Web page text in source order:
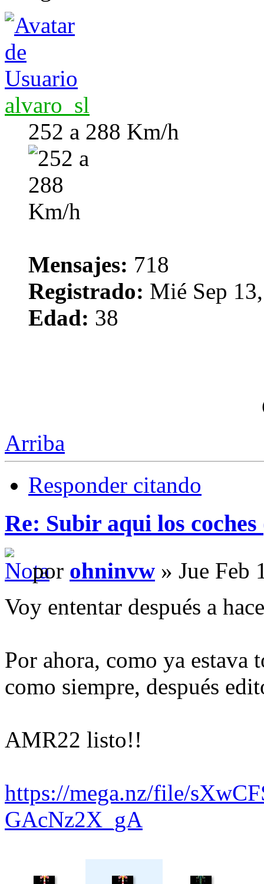
alvaro_sl
252 a 288 Km/h
Mensajes: 718
Registrado: Mié Sep
Edad: 38
Arriba
Responder citando
Re: Subir aqui los
por ohninvw » Jue Feb
Voy ententar después a
Por ahora, como ya
como siempre, después
AMR22 listo!!
https://mega.nz/file/
GAcNz2X_gA